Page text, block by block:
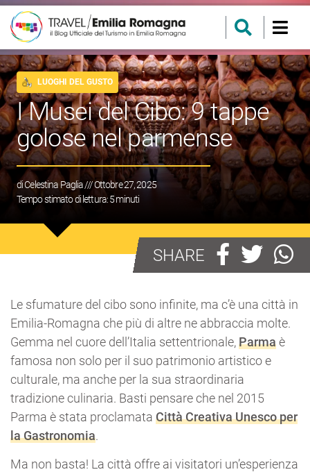
LUOGHI DEL GUSTO
I Musei del Cibo: 9 tappe
golose nel parmense
diCelestina Paglia/// Ottobre 27, 2025
Tempo stimato di lettura:5minuti
SHARE
Le sfumature del cibo sono infinite, ma c’è una città in
Emilia-Romagna che più di altre ne abbraccia molte.
Gemma nel cuore dell’Italia settentrionale,Parmaè
famosa non solo per il suo patrimonio artistico e
culturale, ma anche per la sua straordinaria
tradizione culinaria. Basti pensare che nel 2015
Parma è stata proclamata Città Creativa Unesco per
la Gastronomia.
Ma non basta! La città offre ai visitatori un’esperienza